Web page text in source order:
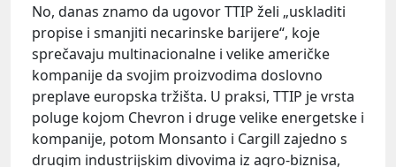
No, danas znamo da ugovor TTIP želi „uskladiti
propise i smanjiti necarinske barijere“, koje
sprečavaju multinacionalne i velike američke
kompanije da svojim proizvodima doslovno
preplave europska tržišta. U praksi, TTIP je vrsta
poluge kojom Chevron i druge velike energetske i
kompanije, potom Monsanto i Cargill zajedno s
drugim industrijskim divovima iz agro-biznisa,